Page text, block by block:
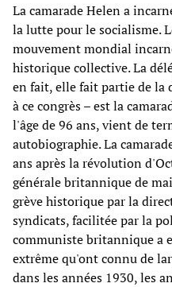
La camarade Helen a
la lutte pour le socialisme.
mouvement mondial
historique collective. La
en fait, elle fait partie de la
à ce congrès – est la
l'âge de 96 ans, vient de
autobiographie. La
ans après la révolution
générale britannique de
grève historique par la
syndicats, facilitée par la
communiste britannique a
extrême qu'ont connu de
dans les années 1930, les